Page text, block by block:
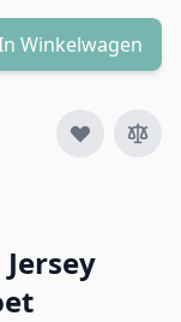
Winkelwagen
Jersey